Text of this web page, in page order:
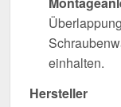
einhalten.
Hersteller